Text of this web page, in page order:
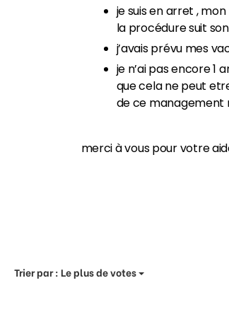
je suis en arret ,
la procédure suit
j’avais prévu mes
je n’ai pas encore 1
que cela ne peut
de ce management
merci à vous pour votre
Trier par :Le plus de votes